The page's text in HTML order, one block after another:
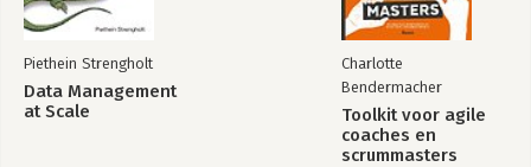
Piethein Strengholt
Data Management
at Scale
Charlotte
Bendermacher
Toolkit voor agile
coaches en
scrummasters